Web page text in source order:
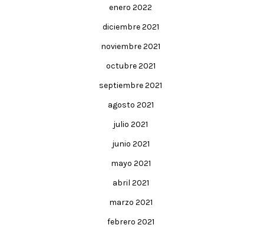
enero 2022
diciembre 2021
noviembre 2021
octubre 2021
septiembre 2021
agosto 2021
julio 2021
junio 2021
mayo 2021
abril 2021
marzo 2021
febrero 2021